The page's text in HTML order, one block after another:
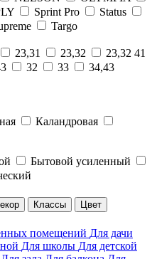
Sprint Pro
Status
Targo
23,31 23,32
23,32 41
32 33
34,43
Каландровая
Бытовой усиленный
Классы
Цвет
помещений Для дачи
Для школы Для детской